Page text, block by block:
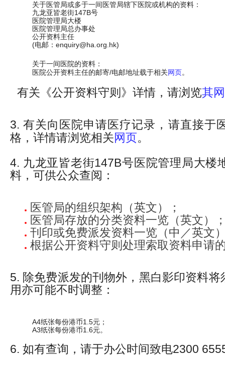
关于医管局或多于一间医管局辖下医院或机构的资料：
九龙亚皆老街147B号
医院管理局大楼
医院管理局总办事处
公开资料主任
(电邮：enquiry@ha.org.hk)
关于一间医院的资料：
医院公开资料主任的邮寄/电邮地址载于相关网页。
有关《公开资料守则》详情，请浏览其
3. 有关向医院申请医疗记录，请直接于
格，详情请浏览相关网页。
4. 九龙亚皆老街147B号医院管理局大楼
料，可供公众查阅：
医管局的组织架构（英文）；
医管局存放的分类资料一览（英文）
刊印或免费派发资料一览（中／英文
根据公开资料守则处理索取资料申请
5. 除免费派发的刊物外，黑白影印资料
用亦可能不时调整：
A4纸张每份港币1.5元；
A3纸张每份港币1.6元。
6. 如有查询，请于办公时间致电2300